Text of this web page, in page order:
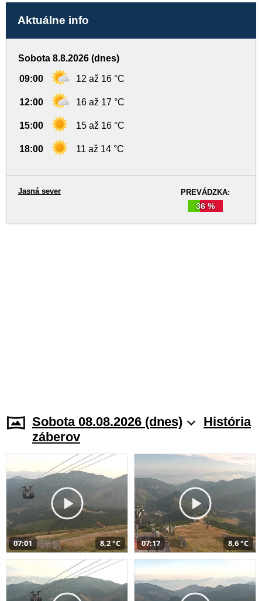
Aktuálne info
Sobota 8.8.2026 (dnes)
09:00 12 až 16 °C
12:00 16 až 17 °C
15:00 15 až 16 °C
18:00 11 až 14 °C
PREVÁDZKA:
36 %
Jasná sever
Sobota 08.08.2026 (dnes)
História
záberov
07:01 8,2 °C 07:17 8,6 °C